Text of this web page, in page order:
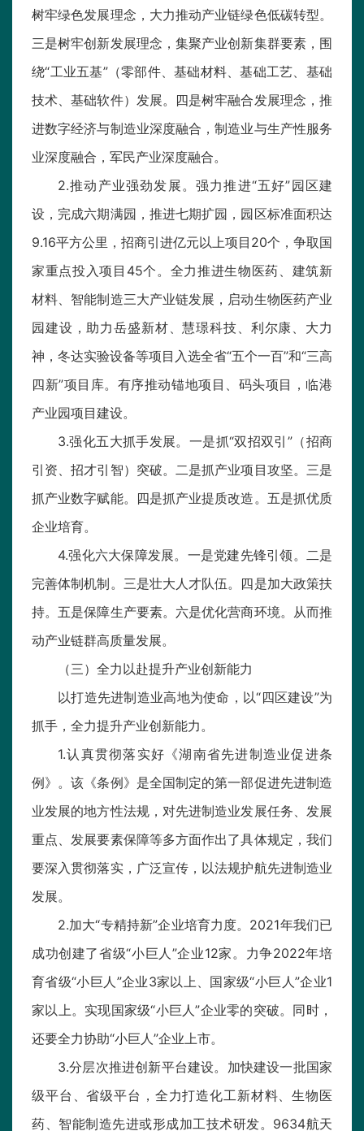
树牢绿色发展理念，大力推动产业链绿色低碳转型。
三是树牢创新发展理念，集聚产业创新集群要素，围
绕“工业五基”（零部件、基础材料、基础工艺、基础
技术、基础软件）发展。四是树牢融合发展理念，推
进数字经济与制造业深度融合，制造业与生产性服务
业深度融合，军民产业深度融合。
2.推动产业强劲发展。强力推进“五好”园区建
设，完成六期满园，推进七期扩园，园区标准面积达
9.16平方公里，招商引进亿元以上项目20个，争取国
家重点投入项目45个。全力推进生物医药、建筑新
材料、智能制造三大产业链发展，启动生物医药产业
园建设，助力岳盛新材、慧璟科技、利尔康、大力
神，冬达实验设备等项目入选全省“五个一百”和“三高
四新”项目库。有序推动锚地项目、码头项目，临港
产业园项目建设。
3.强化五大抓手发展。一是抓“双招双引”（招商
引资、招才引智）突破。二是抓产业项目攻坚。三是
抓产业数字赋能。四是抓产业提质改造。五是抓优质
企业培育。
4.强化六大保障发展。一是党建先锋引领。二是
完善体制机制。三是壮大人才队伍。四是加大政策扶
持。五是保障生产要素。六是优化营商环境。从而推
动产业链群高质量发展。
（三）全力以赴提升产业创新能力
以打造先进制造业高地为使命，以“四区建设”为
抓手，全力提升产业创新能力。
1.认真贯彻落实好《湖南省先进制造业促进条
例》。该《条例》是全国制定的第一部促进先进制造
业发展的地方性法规，对先进制造业发展任务、发展
重点、发展要素保障等多方面作出了具体规定，我们
要深入贯彻落实，广泛宣传，以法规护航先进制造业
发展。
2.加大“专精持新”企业培育力度。2021年我们已
成功创建了省级“小巨人”企业12家。力争2022年培
育省级“小巨人”企业3家以上、国家级“小巨人”企业1
家以上。实现国家级“小巨人”企业零的突破。同时，
还要全力协助“小巨人”企业上市。
3.分层次推进创新平台建设。加快建设一批国家
级平台、省级平台，全力打造化工新材料、生物医
药、智能制造先进或形成加工技术研发。9634航天